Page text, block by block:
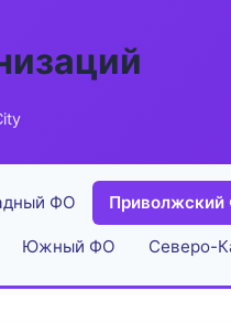
ФО
Южный ФО Северо-